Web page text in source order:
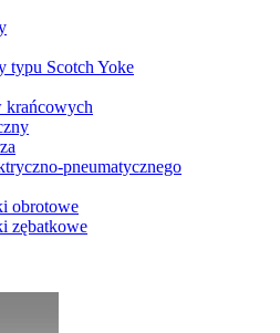
typu Scotch Yoke
krańcowych
pneumatycznego
obrotowe
zębatkowe